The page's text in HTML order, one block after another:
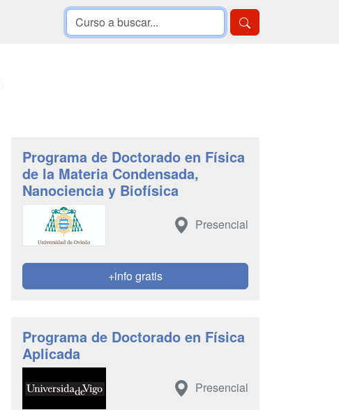
Programa de Doctorado en Física
de la Materia Condensada,
Nanociencia y Biofísica
Presencial
+info gratis
Programa de Doctorado en Física
Aplicada
Presencial